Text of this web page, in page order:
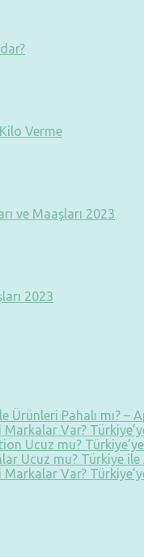
Verme
ve Maaşları 2023
2023
Ürünleri Pahalı mı? –
Var?
Ucuz mu?
Ucuz mu? Türkiye
Var?